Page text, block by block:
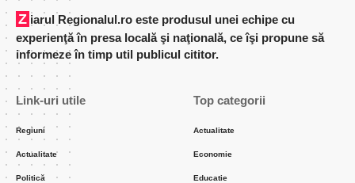
Ziarul Regionalul.ro este produsul unei echipe cu
experienţă în presa locală şi naţională, ce îşi propune să
informeze în timp util publicul cititor.
Link-uri utile
Regiuni
Actualitate
Politică
Top categorii
Actualitate
Economie
Educatie